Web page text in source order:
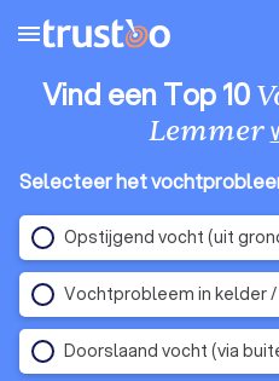
menu
Vind een Top 10
Lemmer
Selecteer het
Opstijgend vocht (uit
Vochtprobleem in kelder
Doorslaand vocht (via